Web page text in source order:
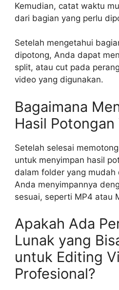
Kemudian, catat waktu
dari bagian yang perlu
Setelah mengetahui
dipotong, Anda dapat
split, atau cut pada
video yang digunakan.
Bagaimana
Hasil Potongan
Setelah selesai
untuk menyimpan hasil
dalam folder yang mudah
Anda menyimpannya
sesuai, seperti MP4 atau
Apakah Ada
Lunak yang
untuk Editing
Profesional?